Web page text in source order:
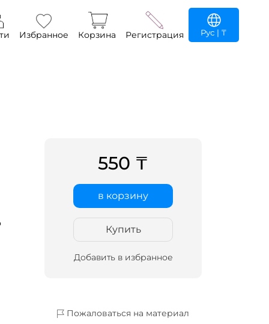
Избранное Корзина Регистрация Рус | ₸
550 ₸
в корзину
Купить
Добавить в избранное
Пожаловаться на материал